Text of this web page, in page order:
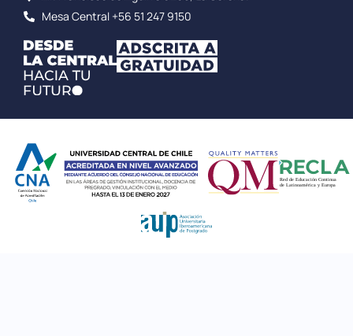
Mesa Central +56 51 247 9150